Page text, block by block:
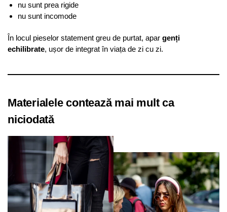
nu sunt prea rigide
nu sunt incomode
În locul pieselor statement greu de purtat, apar genți
echilibrate, ușor de integrat în viața de zi cu zi.
Materialele contează mai mult ca
niciodată